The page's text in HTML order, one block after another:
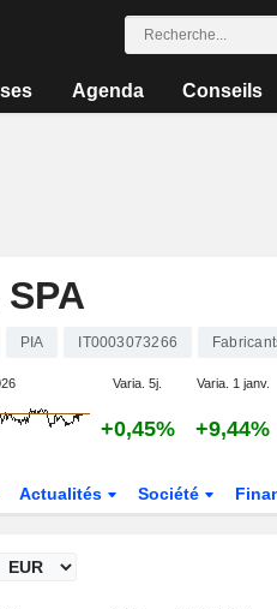
Agenda Conseils
PIA IT0003073266
Varia. 5j. Varia. 1 janv.
+0,45% +9,44%
Actualités Société